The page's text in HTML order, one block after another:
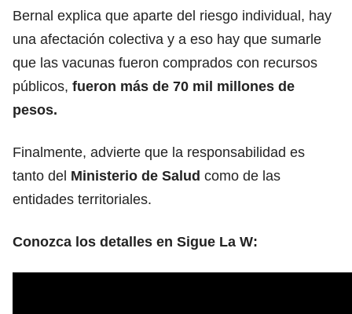
Bernal explica que aparte del riesgo individual, hay
una afectación colectiva y a eso hay que sumarle
que las vacunas fueron comprados con recursos
públicos, fueron más de 70 mil millones de
pesos.
Finalmente, advierte que la responsabilidad es
tanto del Ministerio de Salud como de las
entidades territoriales.
Conozca los detalles en Sigue La W: